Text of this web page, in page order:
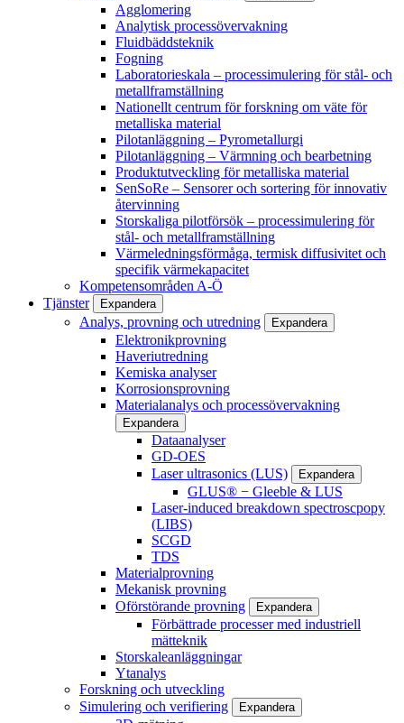
Agglomering
Analytisk processövervakning
Fluidbäddsteknik
Fogning
Laboratorieskala – processimulering för stål- och
metallframställning
Nationellt centrum för forskning om väte för
metalliska material
Pilotanläggning – Pyrometallurgi
Pilotanläggning – Värmning och bearbetning
Produktutveckling för metalliska material
SenSoRe – Sensorer och sortering för innovativ
återvinning
Storskaliga pilotförsök – processimulering för
stål- och metallframställning
Värmeledningsförmåga, termisk diffusivitet och
specifik värmekapacitet
Kompetensområden A-Ö
Tjänster
Expandera
Analys, provning och utredning Expandera
Elektronikprovning
Haveriutredning
Kemiska analyser
Korrosionsprovning
Materialanalys och processövervakning
Expandera
Dataanalyser
GD-OES
Laser ultrasonics (LUS)
Expandera
GLUS® − Gleeble & LUS
Laser-induced breakdown spectroscpopy
(LIBS)
SCGD
TDS
Materialprovning
Mekanisk provning
Oförstörande provning
Expandera
Förbättrade processer med industriell
mätteknik
Storskaleanläggningar
Ytanalys
Forskning och utveckling
Simulering och verifiering
Expandera